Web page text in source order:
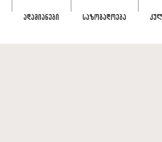
ᲐᲓᲐᲛᲘᲐᲜᲔᲑᲘ ᲡᲐᲖᲝᲒᲐᲓᲝᲔᲑᲐ